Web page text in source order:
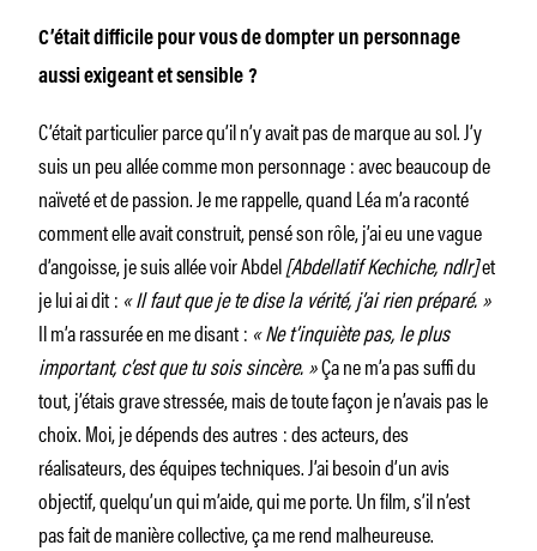
C’était difficile pour vous de dompter un personnage
aussi exigeant et sensible ?
C’était particulier parce qu’il n’y avait pas de marque au sol. J’y
suis un peu allée comme mon personnage : avec beaucoup de
naïveté et de passion. Je me rappelle, quand Léa m’a raconté
comment elle avait construit, pensé son rôle, j’ai eu une vague
d’angoisse, je suis allée voir Abdel[Abdellatif Kechiche, ndlr]et
je lui ai dit : « Il faut que je te dise la vérité, j’ai rien préparé. »
Il m’a rassurée en me disant : « Ne t’inquiète pas, le plus
important, c’est que tu sois sincère. »Ça ne m’a pas suffi du
tout, j’étais grave stressée, mais de toute façon je n’avais pas le
choix. Moi, je dépends des autres : des acteurs, des
réalisateurs, des équipes techniques. J’ai besoin d’un avis
objectif, quelqu’un qui m’aide, qui me porte. Un film, s’il n’est
pas fait de manière collective, ça me rend malheureuse.